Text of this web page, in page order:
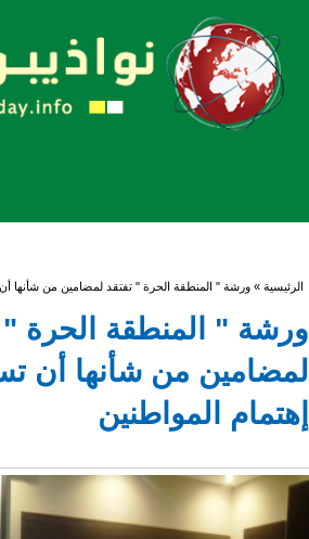
أنت هنا
الرئيسية » ورشة " المنطقة الحرة " تفتقد لمضامين من شأنها
ورشة " المنطقة الحرة "
لمضامين من شأنها أن
إهتمام المواطنين